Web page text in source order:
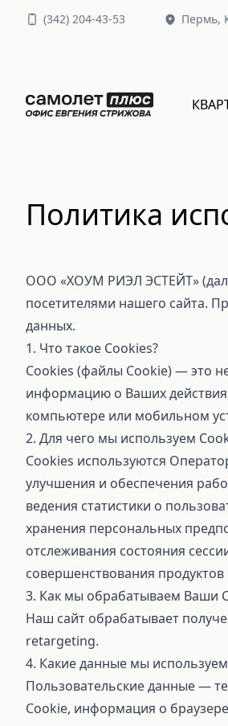
(342) 204-43-53 Пермь,
Политика
ООО «ХОУМ РИЭЛ ЭСТЕЙТ»
посетителями нашего сайта.
данных.
1. Что такое Cookies?
Cookies (файлы Cookie) — это
информацию о Ваших
компьютере или мобильном
2. Для чего мы используем
Cookies используются
улучшения и обеспечения
ведения статистики о
хранения персональных
отслеживания состояния
совершенствования продуктов
3. Как мы обрабатываем Ваши
Наш сайт обрабатывает
retargeting.
4. Какие данные мы
Пользовательские данные —
Cookie, информация о